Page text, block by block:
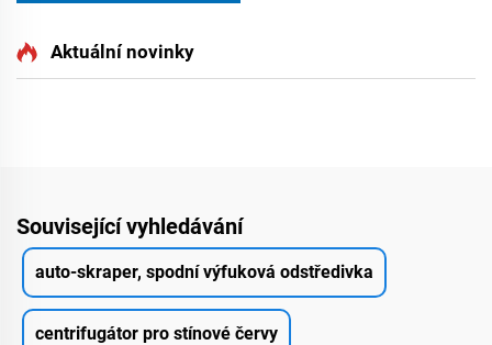
Aktuální novinky
Související vyhledávání
auto-skraper, spodní výfuková odstředivka
centrifugátor pro stínové červy